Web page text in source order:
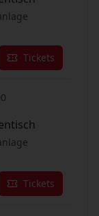
Tickets
Tickets